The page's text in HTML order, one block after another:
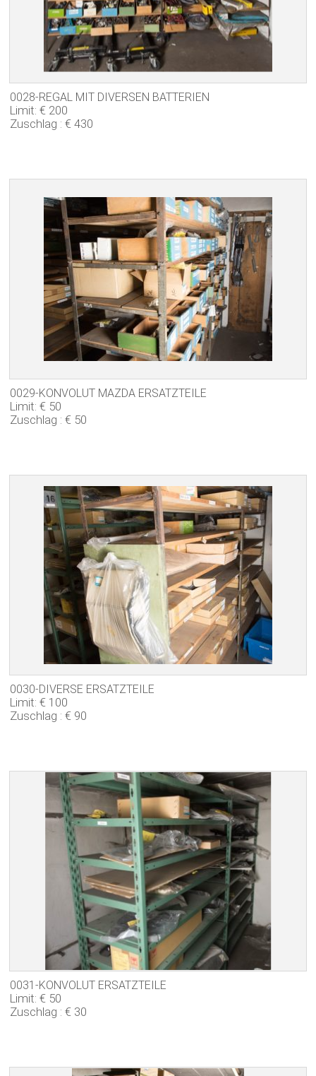
0028-REGAL MIT DIVERSEN BATTERIEN
Limit: € 200
Zuschlag : € 430
0029-KONVOLUT MAZDA ERSATZTEILE
Limit: € 50
Zuschlag : € 50
0030-DIVERSE ERSATZTEILE
Limit: € 100
Zuschlag : € 90
0031-KONVOLUT ERSATZTEILE
Limit: € 50
Zuschlag : € 30